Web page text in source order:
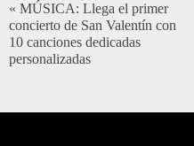
« MÚSICA: Llega el primer
concierto de San Valentín con
10 canciones dedicadas
personalizadas